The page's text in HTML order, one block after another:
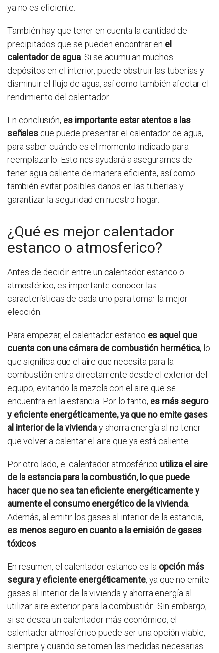
ya no es eficiente.
También hay que tener en cuenta la cantidad de
precipitados que se pueden encontrar en el
calentador de agua . Si se acumulan muchos
depósitos en el interior, puede obstruir las tuberías y
disminuir el flujo de agua, así como también afectar el
rendimiento del calentador.
En conclusión, es importante estar atentos a las
señales que puede presentar el calentador de agua,
para saber cuándo es el momento indicado para
reemplazarlo. Esto nos ayudará a asegurarnos de
tener agua caliente de manera eficiente, así como
también evitar posibles daños en las tuberías y
garantizar la seguridad en nuestro hogar.
¿Qué es mejor calentador
estanco o atmosferico?
Antes de decidir entre un calentador estanco o
atmosférico, es importante conocer las
características de cada uno para tomar la mejor
elección.
Para empezar, el calentador estanco es aquel que
cuenta con una cámara de combustión hermética, lo
que significa que el aire que necesita para la
combustión entra directamente desde el exterior del
equipo, evitando la mezcla con el aire que se
encuentra en la estancia. Por lo tanto, es más seguro
y eficiente energéticamente, ya que no emite gases
al interior de la vivienday ahorra energía al no tener
que volver a calentar el aire que ya está caliente.
Por otro lado, el calentador atmosférico utiliza el aire
de la estancia para la combustión, lo que puede
hacer que no sea tan eficiente energéticamente y
aumente el consumo energético de la vivienda
Además, al emitir los gases al interior de la estancia,
es menos seguro en cuanto a la emisión de gases
tóxicos
En resumen, el calentador estanco es la opción más
segura y eficiente energéticamente, ya que no emite
gases al interior de la vivienda y ahorra energía al
utilizar aire exterior para la combustión. Sin embargo,
si se desea un calentador más económico, el
calentador atmosférico puede ser una opción viable,
siempre y cuando se tomen las medidas necesarias